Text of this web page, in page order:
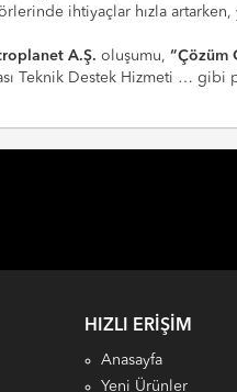
ihtiyaçlar hızla
A.Ş. oluşumu, “Çözüm
Teknik Destek Hizmeti …
HIZLI ERIŞIM
Anasayfa
Yeni Ürünler